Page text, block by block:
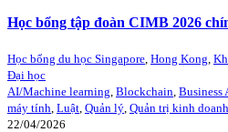
Học bổng tập đoàn CIMB 2026
Học bổng du học Singapore Hong Kong
Đại học
AI/Machine learning Blockchain Business
máy tính Luật Quản lý Quản trị kinh doanh
22/04/2026